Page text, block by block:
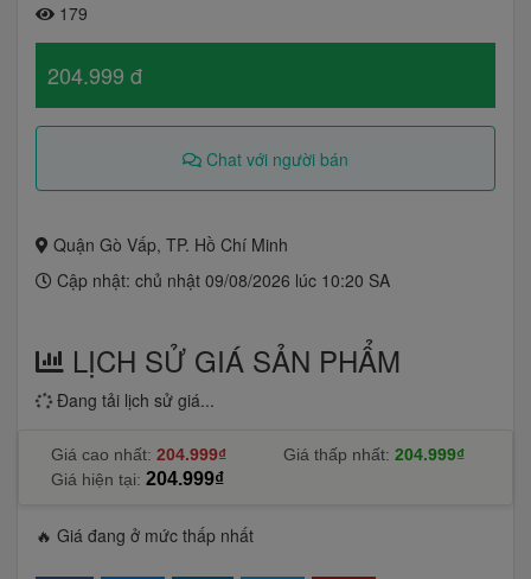
179
204.999 đ
Chat với người bán
Quận Gò Vấp, TP. Hồ Chí Minh
Cập nhật: chủ nhật 09/08/2026 lúc 10:20 SA
LỊCH SỬ GIÁ SẢN PHẨM
Đang tải lịch sử giá...
Giá cao nhất: 204.999₫ Giá thấp nhất: 204.999₫
Giá hiện tại: 204.999₫
🔥 Giá đang ở mức thấp nhất